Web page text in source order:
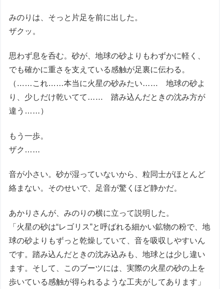
みのりは、そっと片足を前に出した。
ザクッ。
思わず息を呑む。砂が、地球の砂よりもわずかに軽く、
でも確かに重さを支えている感触が足裏に伝わる。
（……これ……本当に火星の砂みたい…… 地球の砂よ
り、少しだけ乾いてて…… 踏み込んだときの沈み方が
違う……）
もう一歩。
ザク……
音が小さい。砂が湿っていないから、粒同士がほとんど
絡まない。そのせいで、足音が驚くほど静かだ。
あかりさんが、みのりの横に立って説明した。
「火星の砂は“レゴリス”と呼ばれる細かい鉱物の粉で、地
球の砂よりもずっと乾燥していて、音を吸収しやすいん
です。踏み込んだときの沈み込みも、地球とは少し違い
ます。そして、このブーツには、実際の火星の砂の上を
歩いている感触が得られるような工夫がしてあります」